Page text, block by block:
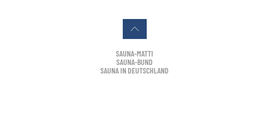
SAUNA-MATTI
SAUNA-BUND
SAUNA IN DEUTSCHLAND